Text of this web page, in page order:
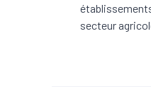
secteur